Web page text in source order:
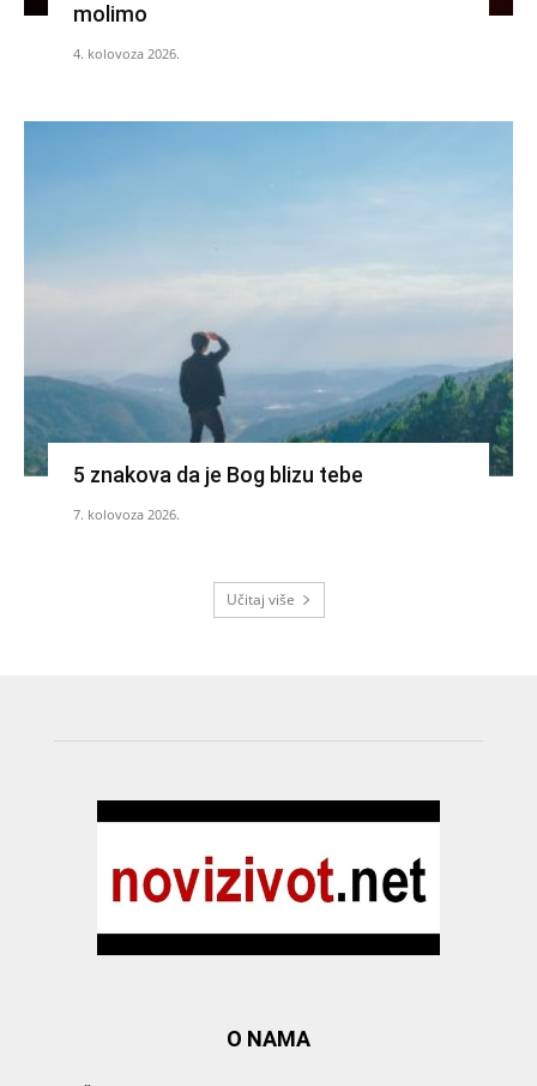
molimo
4. kolovoza 2026.
5 znakova da je Bog blizu tebe
7. kolovoza 2026.
Učitaj više
O NAMA